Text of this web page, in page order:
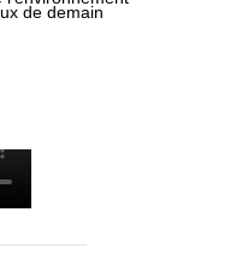
de demain